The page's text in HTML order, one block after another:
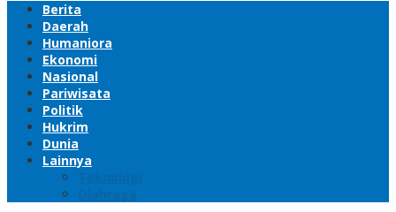
Berita
Daerah
Humaniora
Ekonomi
Nasional
Pariwisata
Politik
Hukrim
Dunia
Lainnya
Teknologi
Olahraga